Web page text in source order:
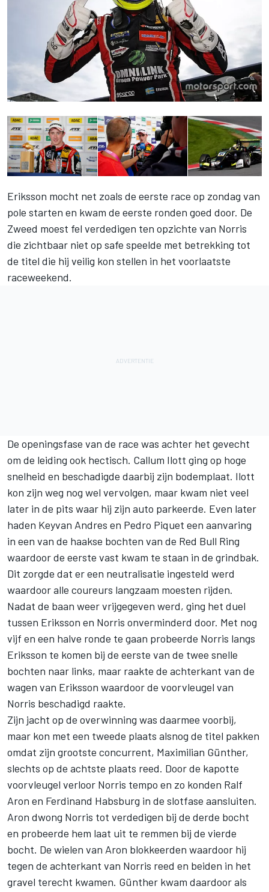
Eriksson mocht net zoals de eerste race op zondag van
pole starten en kwam de eerste ronden goed door. De
Zweed moest fel verdedigen ten opzichte van Norris
die zichtbaar niet op safe speelde met betrekking tot
de titel die hij veilig kon stellen in het voorlaatste
raceweekend.
De openingsfase van de race was achter het gevecht
om de leiding ook hectisch. Callum Ilott ging op hoge
snelheid en beschadigde daarbij zijn bodemplaat. Ilott
kon zijn weg nog wel vervolgen, maar kwam niet veel
later in de pits waar hij zijn auto parkeerde. Even later
haden Keyvan Andres en Pedro Piquet een aanvaring
in een van de haakse bochten van de Red Bull Ring
waardoor de eerste vast kwam te staan in de grindbak.
Dit zorgde dat er een neutralisatie ingesteld werd
waardoor alle coureurs langzaam moesten rijden.
Nadat de baan weer vrijgegeven werd, ging het duel
tussen Eriksson en Norris onverminderd door. Met nog
vijf en een halve ronde te gaan probeerde Norris langs
Eriksson te komen bij de eerste van de twee snelle
bochten naar links, maar raakte de achterkant van de
wagen van Eriksson waardoor de voorvleugel van
Norris beschadigd raakte.
Zijn jacht op de overwinning was daarmee voorbij,
maar kon met een tweede plaats alsnog de titel pakken
omdat zijn grootste concurrent, Maximilian Günther,
slechts op de achtste plaats reed. Door de kapotte
voorvleugel verloor Norris tempo en zo konden Ralf
Aron en Ferdinand Habsburg in de slotfase aansluiten.
Aron dwong Norris tot verdedigen bij de derde bocht
en probeerde hem laat uit te remmen bij de vierde
bocht. De wielen van Aron blokkeerden waardoor hij
tegen de achterkant van Norris reed en beiden in het
gravel terecht kwamen. Günther kwam daardoor als